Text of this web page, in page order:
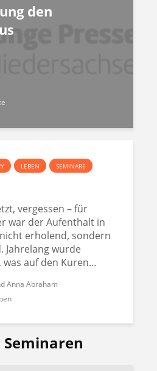
den
LEBEN SEMINARE
vergessen – für
war der Aufenthalt in
erholend, sondern
wurde
auf den Kuren...
Anna Abraham